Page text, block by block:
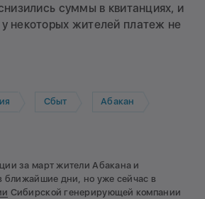
суммы в квитанциях, и
некоторых жителей платеж не
Сбыт Абакан
за март жители Абакана и
ближайшие дни, но уже сейчас в
Сибирской генерирующей компании